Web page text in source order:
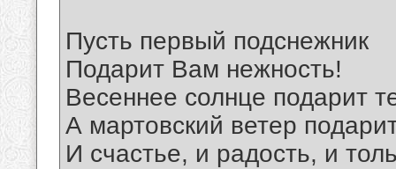
Пусть первый подснежник
Подарит Вам нежность!
Весеннее солнце подарит
А мартовский ветер
И счастье, и радость, и